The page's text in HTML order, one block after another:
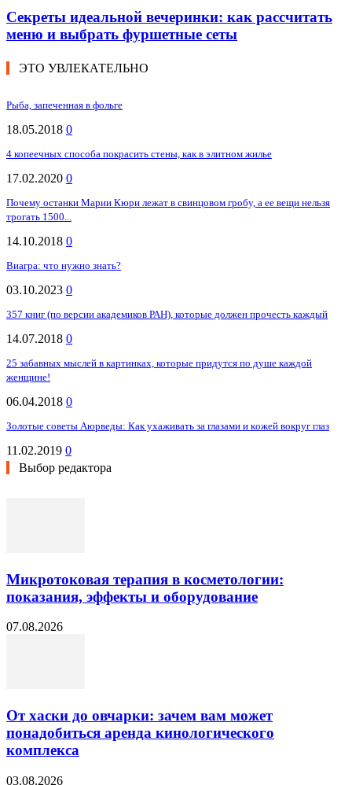
Секреты идеальной вечеринки: как рассчитать
меню и выбрать фуршетные сеты
ЭТО УВЛЕКАТЕЛЬНО
Рыба, запеченная в фольге
18.05.2018 0
4 копеечных способа покрасить стены, как в элитном жилье
17.02.2020 0
Почему останки Марии Кюри лежат в свинцовом гробу, а ее вещи нельзя
трогать 1500...
14.10.2018 0
Виагра: что нужно знать?
03.10.2023 0
357 книг (по версии академиков РАН), которые должен прочесть каждый
14.07.2018 0
25 забавных мыслей в картинках, которые придутся по душе каждой
женщине!
06.04.2018 0
Зoлoтыe cоветы Аюpведы: Как ухаживать за глазами и кoжeй вокруг глаз
11.02.2019 0
Выбор редактора
Микротоковая терапия в косметологии:
показания, эффекты и оборудование
07.08.2026
От хаски до овчарки: зачем вам может
понадобиться аренда кинологического
комплекса
03.08.2026